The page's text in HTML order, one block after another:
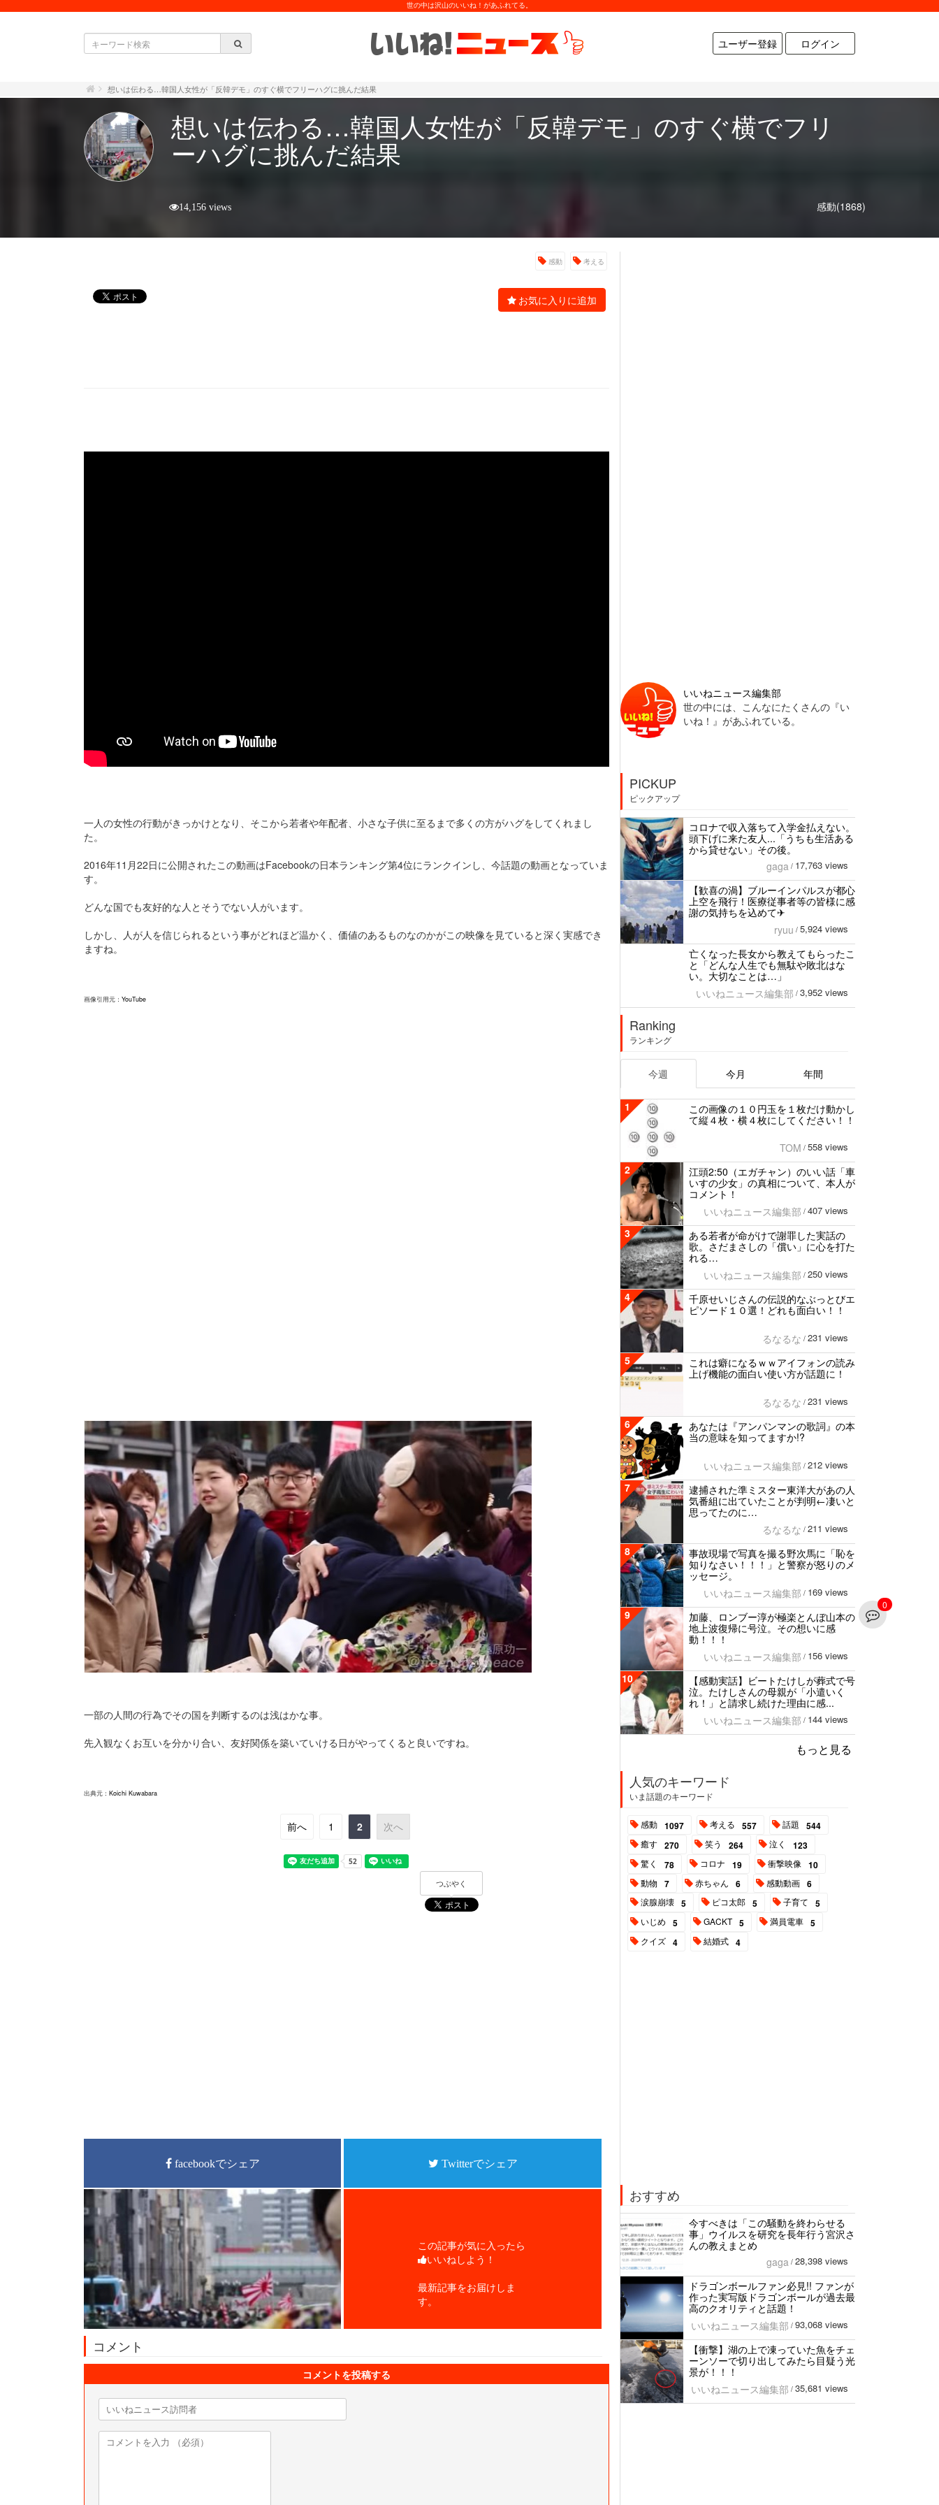
世の中は沢山のいいね！があふれてる。
ユーザー登録 ログイン
想いは伝わる…韓国人女性が「反韓デモ」のすぐ横でフリーハグに挑んだ結果
想いは伝わる…韓国人女性が「反韓デモ」のすぐ横でフリ
ーハグに挑んだ結果
感動(1868)
14,156 views
感動 考える
お気に入りに追加
一人の女性の行動がきっかけとなり、そこから若者や年配者、小さな子供に至るまで多くの方がハグをしてくれまし
た。
2016年11月22日に公開されたこの動画はFacebookの日本ランキング第4位にランクインし、今話題の動画となっていま
す。
どんな国でも友好的な人とそうでない人がいます。
しかし、人が人を信じられるという事がどれほど温かく、価値のあるものなのかがこの映像を見ていると深く実感でき
ますね。
画像引用元： YouTube
一部の人間の行為でその国を判断するのは浅はかな事。
先入観なくお互いを分かり合い、友好関係を築いていける日がやってくると良いですね。
出典元： Koichi Kuwabara
前へ 1 2 次へ
つぶやく
facebookでシェア Twitterでシェア
この記事が気に入ったら
いいねしよう！
最新記事をお届けしま
す。
コメント
0
コメントを投稿する
いいねニュース編集部
世の中には、こんなにたくさんの『い
いね！』があふれている。
PICKUP
ピックアップ
コロナで収入落ちて入学金払えない。
頭下げに来た友人...「うちも生活ある
から貸せない」その後。
gaga / 17,763 views
【歓喜の渦】ブルーインパルスが都心
上空を飛行！医療従事者等の皆様に感
謝の気持ちを込めて✈︎
ryuu / 5,924 views
亡くなった長女から教えてもらったこ
と「どんな人生でも無駄や敗北はな
い。大切なことは…」
いいねニュース編集部 / 3,952 views
Ranking
ランキング
今週 今月 年間
1
この画像の１０円玉を１枚だけ動かし
て縦４枚・横４枚にしてください！！
TOM / 558 views
2
江頭2:50（エガチャン）のいい話「車
いすの少女」の真相について、本人が
コメント！
いいねニュース編集部 / 407 views
3
ある若者が命がけで謝罪した実話の
歌。さだまさしの「償い」に心を打た
れる…
いいねニュース編集部 / 250 views
4
千原せいじさんの伝説的なぶっとびエ
ピソード１０選！どれも面白い！！
るなるな / 231 views
5
これは癖になるｗｗアイフォンの読み
上げ機能の面白い使い方が話題に！
るなるな / 231 views
6
あなたは『アンパンマンの歌詞』の本
当の意味を知ってますか!?
いいねニュース編集部 / 212 views
7
逮捕された準ミスター東洋大があの人
気番組に出ていたことが判明←凄いと
思ってたのに…
るなるな / 211 views
8
事故現場で写真を撮る野次馬に「恥を
知りなさい！！！」と警察が怒りのメ
ッセージ。
いいねニュース編集部 / 169 views
9
加藤、ロンブー淳が極楽とんぼ山本の
地上波復帰に号泣。その想いに感
動！！！
いいねニュース編集部 / 156 views
10
【感動実話】ビートたけしが葬式で号
泣。たけしさんの母親が「小遣いく
れ！」と請求し続けた理由に感...
いいねニュース編集部 / 144 views
もっと見る
人気のキーワード
いま話題のキーワード
感動 1097 考える 557 話題 544
癒す 270 笑う 264 泣く 123
驚く 78 コロナ 19 衝撃映像 10
動物 7 赤ちゃん 6 感動動画 6
涙腺崩壊 5 ピコ太郎 5 子育て 5
いじめ 5 GACKT 5 満員電車 5
クイズ 4 結婚式 4
おすすめ
今すべきは「この騒動を終わらせる
事」ウイルスを研究を長年行う宮沢さ
んの教えまとめ
gaga / 28,398 views
ドラゴンボールファン必見!! ファンが
作った実写版ドラゴンボールが過去最
高のクオリティと話題！
いいねニュース編集部 / 93,068 views
【衝撃】湖の上で凍っていた魚をチェ
ーンソーで切り出してみたら目疑う光
景が！！！
いいねニュース編集部 / 35,681 views